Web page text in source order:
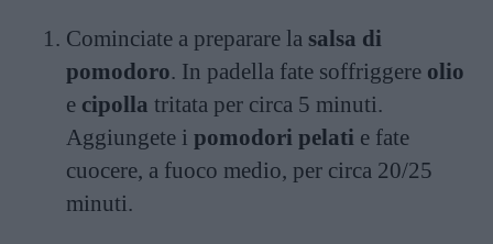
Cominciate a preparare la salsa di
pomodoro. In padella fate soffriggere olio
e cipolla tritata per circa 5 minuti.
Aggiungete i pomodori pelati e fate
cuocere, a fuoco medio, per circa 20/25
minuti.